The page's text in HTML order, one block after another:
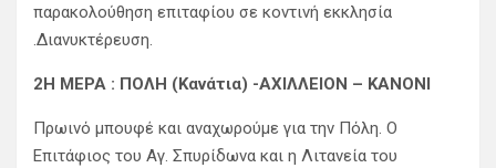
παρακολούθηση επιταφίου σε κοντινή εκκλησία
.Διανυκτέρευση.
2Η ΜΕΡΑ : ΠΟΛΗ (Κανάτια) -ΑΧΙΛΛΕΙΟΝ – ΚΑΝΟΝΙ
Πρωινό μπουφέ και αναχωρούμε για την Πόλη. Ο
Επιτάφιος του Αγ. Σπυρίδωνα και η Λιτανεία του